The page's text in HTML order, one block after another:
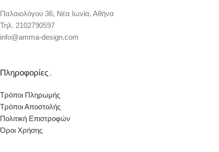
Παλαιολόγου 36, Νέα Ιωνία, Αθήνα
Τηλ. 2102790597
info@amma-design.com
Πληροφορίες.
Τρόποι Πληρωμής
Τρόποι Αποστολής
Πολιτική Επιστροφών
Όροι Χρήσης